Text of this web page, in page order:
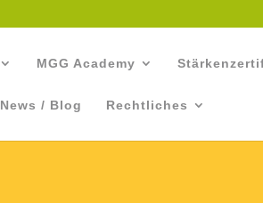
MGG Academy
News / Blog Rechtliches